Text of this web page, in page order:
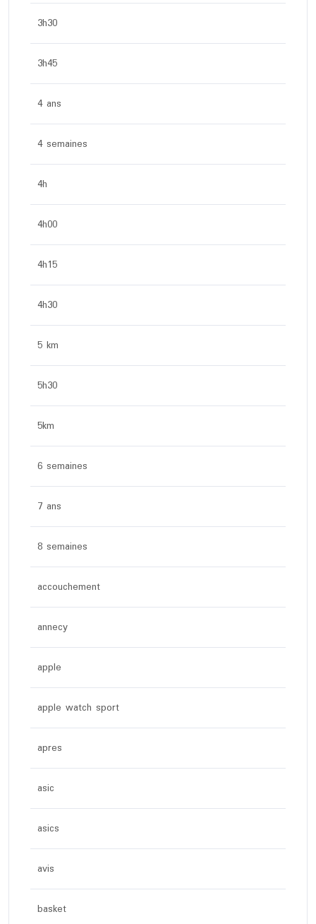
3h30
3h45
4 ans
4 semaines
4h
4h00
4h15
4h30
5 km
5h30
5km
6 semaines
7 ans
8 semaines
accouchement
annecy
apple
apple watch sport
apres
asic
asics
avis
basket